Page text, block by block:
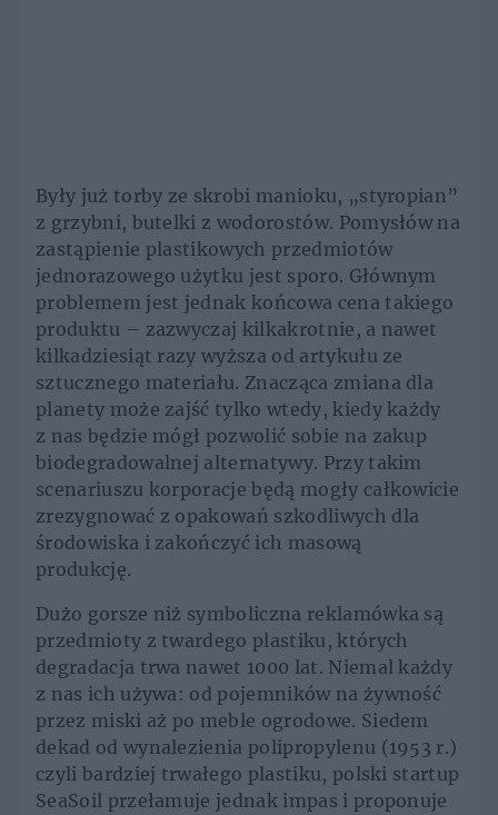
Były już torby ze skrobi manioku, „styropian”
z grzybni, butelki z wodorostów. Pomysłów na
zastąpienie plastikowych przedmiotów
jednorazowego użytku jest sporo. Głównym
problemem jest jednak końcowa cena takiego
produktu – zazwyczaj kilkakrotnie, a nawet
kilkadziesiąt razy wyższa od artykułu ze
sztucznego materiału. Znacząca zmiana dla
planety może zajść tylko wtedy, kiedy każdy
z nas będzie mógł pozwolić sobie na zakup
biodegradowalnej alternatywy. Przy takim
scenariuszu korporacje będą mogły całkowicie
zrezygnować z opakowań szkodliwych dla
środowiska i zakończyć ich masową
produkcję.
Dużo gorsze niż symboliczna reklamówka są
przedmioty z twardego plastiku, których
degradacja trwa nawet 1000 lat. Niemal każdy
z nas ich używa: od pojemników na żywność
przez miski aż po meble ogrodowe. Siedem
dekad od wynalezienia polipropylenu (1953 r.)
czyli bardziej trwałego plastiku, polski startup
SeaSoil przełamuje jednak impas i proponuje